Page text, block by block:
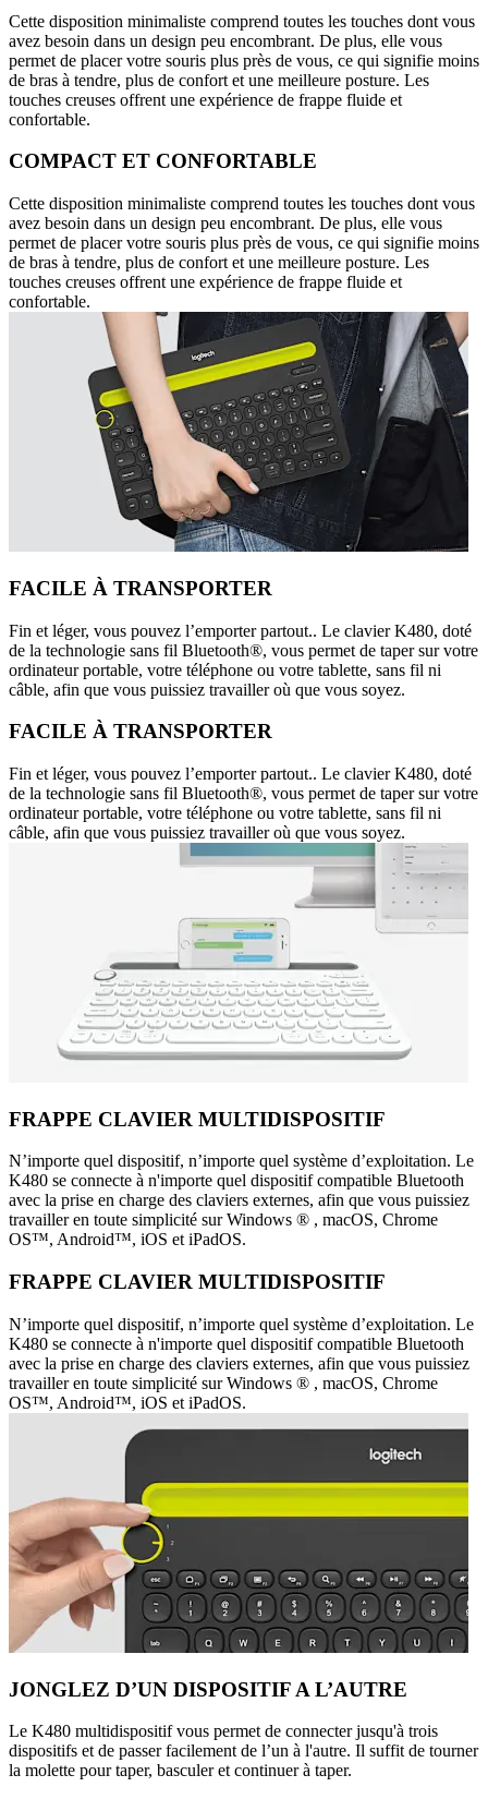
Cette disposition minimaliste comprend toutes les touches dont vous
avez besoin dans un design peu encombrant. De plus, elle vous
permet de placer votre souris plus près de vous, ce qui signifie moins
de bras à tendre, plus de confort et une meilleure posture. Les
touches creuses offrent une expérience de frappe fluide et
confortable.
COMPACT ET CONFORTABLE
Cette disposition minimaliste comprend toutes les touches dont vous
avez besoin dans un design peu encombrant. De plus, elle vous
permet de placer votre souris plus près de vous, ce qui signifie moins
de bras à tendre, plus de confort et une meilleure posture. Les
touches creuses offrent une expérience de frappe fluide et
confortable.
FACILE À TRANSPORTER
Fin et léger, vous pouvez l’emporter partout.. Le clavier K480, doté
de la technologie sans fil Bluetooth®, vous permet de taper sur votre
ordinateur portable, votre téléphone ou votre tablette, sans fil ni
câble, afin que vous puissiez travailler où que vous soyez.
FACILE À TRANSPORTER
Fin et léger, vous pouvez l’emporter partout.. Le clavier K480, doté
de la technologie sans fil Bluetooth®, vous permet de taper sur votre
ordinateur portable, votre téléphone ou votre tablette, sans fil ni
câble, afin que vous puissiez travailler où que vous soyez.
FRAPPE CLAVIER MULTIDISPOSITIF
N’importe quel dispositif, n’importe quel système d’exploitation. Le
K480 se connecte à n'importe quel dispositif compatible Bluetooth
avec la prise en charge des claviers externes, afin que vous puissiez
travailler en toute simplicité sur Windows ® , macOS, Chrome
OS™, Android™, iOS et iPadOS.
FRAPPE CLAVIER MULTIDISPOSITIF
N’importe quel dispositif, n’importe quel système d’exploitation. Le
K480 se connecte à n'importe quel dispositif compatible Bluetooth
avec la prise en charge des claviers externes, afin que vous puissiez
travailler en toute simplicité sur Windows ® , macOS, Chrome
OS™, Android™, iOS et iPadOS.
JONGLEZ D’UN DISPOSITIF A L’AUTRE
Le K480 multidispositif vous permet de connecter jusqu'à trois
dispositifs et de passer facilement de l’un à l'autre. Il suffit de tourner
la molette pour taper, basculer et continuer à taper.